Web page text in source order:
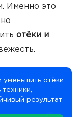
Именно это
отёки и
уменьшить отёки
результат